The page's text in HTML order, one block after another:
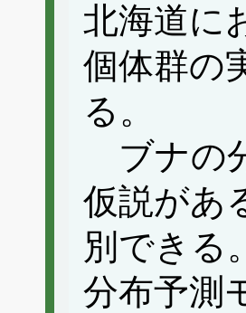
北海道に
個体群の
る。
ブナの
仮説があ
別できる
分布予測